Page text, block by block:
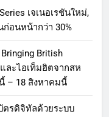
เจเนอเรชันใหม่,
ก่อนหน้ากว่า 30%
British
ละไอเท็มฮิตจากสห
– 18 สิงหาคมนี้
ตรดิจิทัลด้วยระบบ